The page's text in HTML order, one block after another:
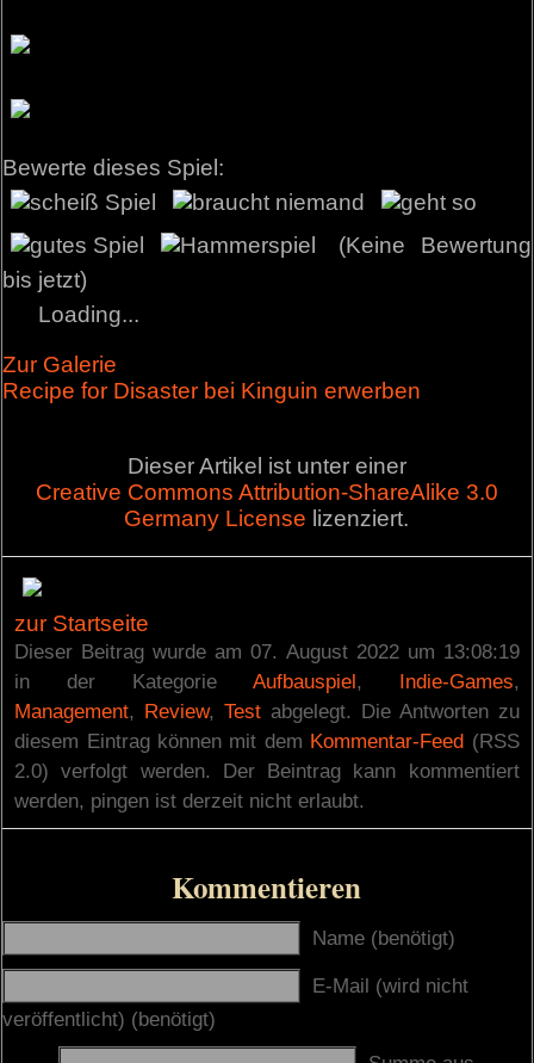
Bewerte dieses Spiel:
(Keine Bewertung
bis jetzt)
Loading...
Zur Galerie
Recipe for Disaster bei Kinguin erwerben
Dieser Artikel ist unter einer
Creative Commons Attribution-ShareAlike 3.0
Germany License lizenziert.
zur Startseite
Dieser Beitrag wurde am 07. August 2022 um 13:08:19
in der Kategorie Aufbauspiel, Indie-Games,
Management, Review,Test abgelegt. Die Antworten zu
diesem Eintrag können mit dem Kommentar-Feed (RSS
2.0) verfolgt werden. Der Beintrag kann kommentiert
werden, pingen ist derzeit nicht erlaubt.
Kommentieren
Name (benötigt)
E-Mail (wird nicht
veröffentlicht) (benötigt)